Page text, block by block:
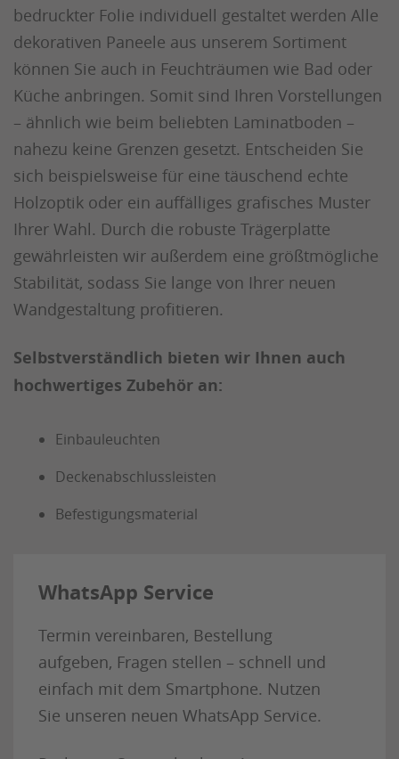
bedruckter Folie individuell gestaltet werden Alle
dekorativen Paneele aus unserem Sortiment
können Sie auch in Feuchträumen wie Bad oder
Küche anbringen. Somit sind Ihren Vorstellungen
– ähnlich wie beim beliebten Laminatboden –
nahezu keine Grenzen gesetzt. Entscheiden Sie
sich beispielsweise für eine täuschend echte
Holzoptik oder ein auffälliges grafisches Muster
Ihrer Wahl. Durch die robuste Trägerplatte
gewährleisten wir außerdem eine größtmögliche
Stabilität, sodass Sie lange von Ihrer neuen
Wandgestaltung profitieren.
Selbstverständlich bieten wir Ihnen auch
hochwertiges Zubehör an:
Einbauleuchten
Deckenabschlussleisten
Befestigungsmaterial
WhatsApp Service
Termin vereinbaren, Bestellung
aufgeben, Fragen stellen – schnell und
einfach mit dem Smartphone. Nutzen
Sie unseren neuen WhatsApp Service.